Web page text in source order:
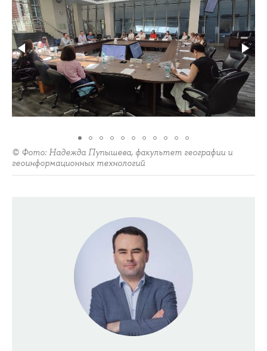
© Фото: Надежда Пупышева, факультет географии и
геоинформационных технологий